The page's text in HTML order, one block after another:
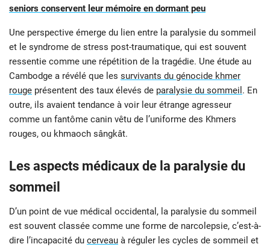
seniors conservent leur mémoire en dormant peu
Une perspective émerge du lien entre la paralysie du sommeil
et le syndrome de stress post-traumatique, qui est souvent
ressentie comme une répétition de la tragédie. Une étude au
Cambodge a révélé que les survivants du génocide khmer
rouge présentent des taux élevés de paralysie du sommeil . En
outre, ils avaient tendance à voir leur étrange agresseur
comme un fantôme canin vêtu de l’uniforme des Khmers
rouges, ou khmaoch sângkât.
Les aspects médicaux de la paralysie du
sommeil
D’un point de vue médical occidental, la paralysie du sommeil
est souvent classée comme une forme de narcolepsie, c’est-à-
dire l’incapacité du cerveau à réguler les cycles de sommeil et